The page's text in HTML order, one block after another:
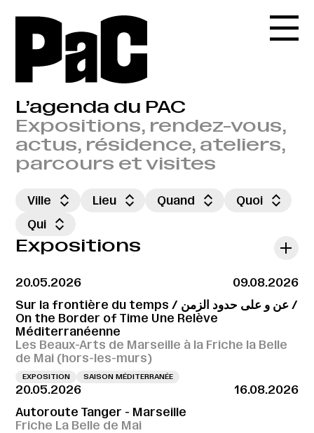
L’agenda du PAC
Expositions, rendez-vous,
actus, résidence, ateliers,
parcours et visites
Ville Lieu Quand
Quoi
Qui
Expositions
20.05.2026
09.08.2026
Sur la frontière du temps / عن و على حدود الزمن /
On the Border of Time Une Relève
Méditerranéenne
Les Beaux-Arts de Marseille à la Friche la Belle
de Mai (hors-les-murs)
EXPOSITION SAISON MÉDITERRANÉE
20.05.2026
16.08.2026
Autoroute Tanger - Marseille
Friche La Belle de Mai